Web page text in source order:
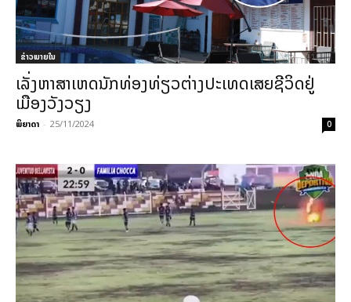
ຂ່າວພາຍ​ໃນ
ເລັ່ງຫາສາເຫດນັກທ່ອງທ່ຽວຕ່າງປະເທດເສຍຊີວິດຢູ່
ເມືອງວັງວຽງ
ພິຍາດາ - 25/11/2024 0